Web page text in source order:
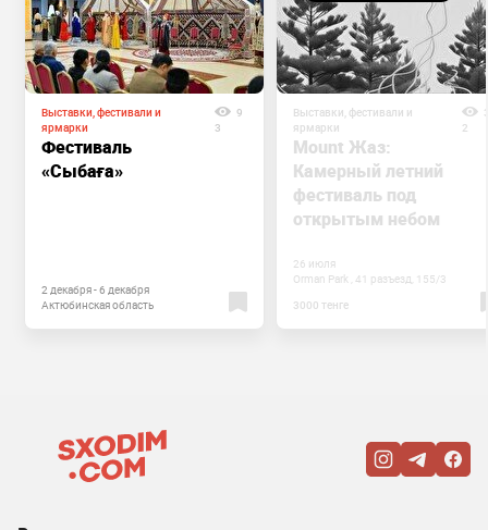
Выставки, фестивали и
ярмарки
9
3
Фестиваль
«Сыбаға»
2 декабря - 6 декабря
Актюбинская область
Выставки, фестивали и
ярмарки
2
Mount Жаз:
Камерный летний
фестиваль под
открытым небом
26 июля
Orman Park , 41 разъезд, 155/3
3000 тенге